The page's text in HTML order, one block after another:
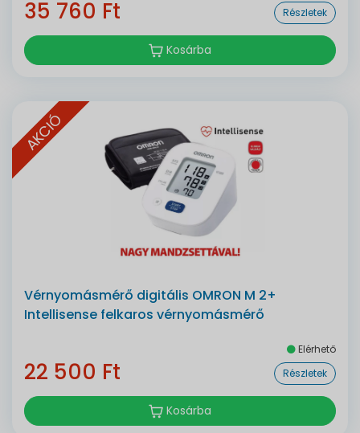
35 760 Ft Részletek
Kosárba
AKCIÓ
Vérnyomásmérő digitális OMRON M 2+
Intellisense felkaros vérnyomásmérő
Elérhető
22 500 Ft Részletek
Kosárba